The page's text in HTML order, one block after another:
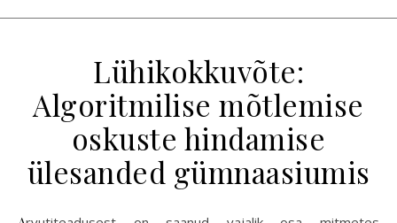
Lühikokkuvõte:
Algoritmilise mõtlemise
oskuste hindamise
ülesanded gümnaasiumis